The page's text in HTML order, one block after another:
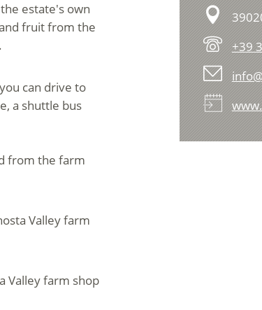
estate's own
fruit from the
can drive to
a shuttle bus
from the farm
Valley farm
Valley farm shop
+39